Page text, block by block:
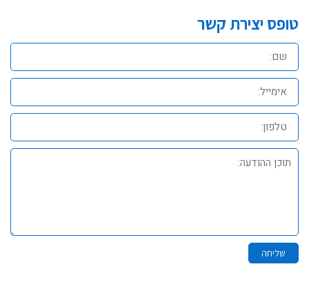
טופס יצירת קשר
שם:
אימייל:
טלפון:
תוכן
ההודעה:
שליחה